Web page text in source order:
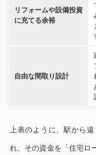
リフォームや設備投資
に充てる余裕
自由な間取り設計
上表のように、駅から
れ、その資金を「住宅ロ